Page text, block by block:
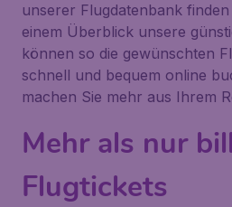
unserer Flugdatenbank
einem Überblick unsere
können so die gewünschten
schnell und bequem online
machen Sie mehr aus Ihrem
Mehr als nur
Flugtickets